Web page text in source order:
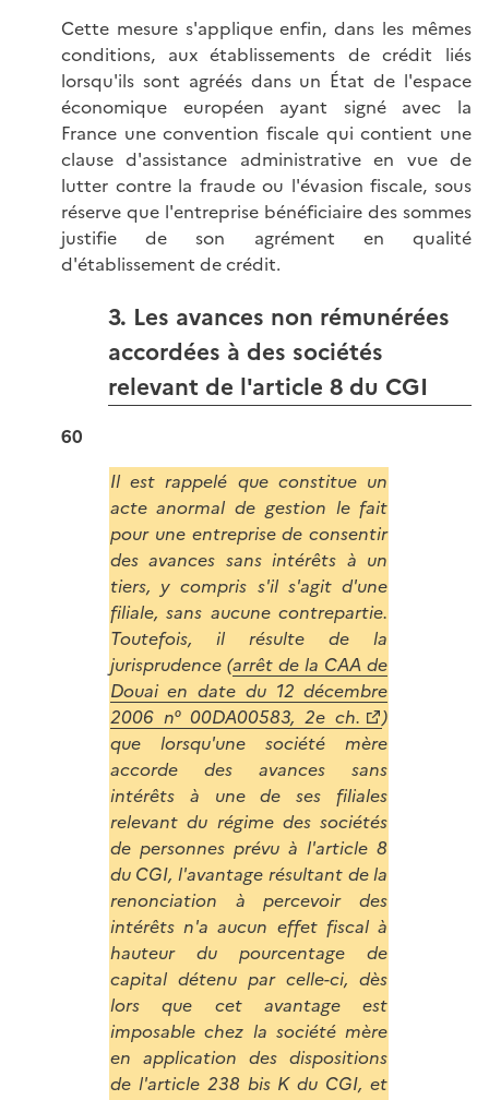
Cette mesure s'applique enfin, dans les mêmes
conditions, aux établissements de crédit liés
lorsqu'ils sont agréés dans un État de l'espace
économique européen ayant signé avec la
France une convention fiscale qui contient une
clause d'assistance administrative en vue de
lutter contre la fraude ou l'évasion fiscale, sous
réserve que l'entreprise bénéficiaire des sommes
justifie de son agrément en qualité
d'établissement de crédit.
3. Les avances non rémunérées
accordées à des sociétés
relevant de l'article 8 du CGI
60
Il est rappelé que constitue un
acte anormal de gestion le fait
pour une entreprise de consentir
des avances sans intérêts à un
tiers, y compris s'il s'agit d'une
filiale, sans aucune contrepartie.
Toutefois, il résulte de la
jurisprudence (arrêt de la CAA de
Douai en date du 12 décembre
2006 n° 00DA00583, 2e ch.
)
que lorsqu'une société mère
accorde des avances sans
intérêts à une de ses filiales
relevant du régime des sociétés
de personnes prévu à l'article 8
du CGI, l'avantage résultant de la
renonciation à percevoir des
intérêts n'a aucun effet fiscal à
hauteur du pourcentage de
capital détenu par celle-ci, dès
lors que cet avantage est
imposable chez la société mère
en application des dispositions
de l'article 238 bis K du CGI, et